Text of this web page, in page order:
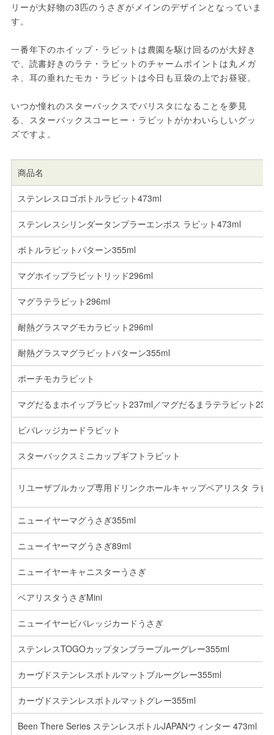
リーが大好物の3匹のうさぎがメインのデザインとなっていま
す。
一番年下のホイップ・ラビットは農園を駆け回るのが大好き
で、読書好きのラテ・ラビットのチャームポイントは丸メガ
ネ、耳の垂れたモカ・ラビットは今日も豆袋の上でお昼寝。
いつか憧れのスターバックスでバリスタになることを夢見
る、スターバックスコーヒー・ラビットがかわいらしいグッ
ズですよ。
商品名
ステンレスロゴボトルラビット473ml
ステンレスシリンダータンブラーエンボス ラビット473ml
ボトルラビットパターン355ml
マグホイップラビットリッド296ml
マグラテラビット296ml
耐熱グラスマグモカラビット296ml
耐熱グラスマグラビットパターン355ml
ポーチモカラビット
マグだるまホイップラビット237ml／マグだるまラテラビット
ビバレッジカードラビット
スターバックスミニカップギフトラビット
リユーザブルカップ専用ドリンクホールキャップベアリスタ ラビ
ニューイヤーマグうさぎ355ml
ニューイヤーマグうさぎ89ml
ニューイヤーキャニスターうさぎ
ベアリスタうさぎMini
ニューイヤービバレッジカードうさぎ
ステンレスTOGOカップタンブラーブルーグレー355ml
カーヴドステンレスボトルマットブルーグレー355ml
カーヴドステンレスボトルマットグレー355ml
Been There Series ステンレスボトルJAPANウィンター 473ml